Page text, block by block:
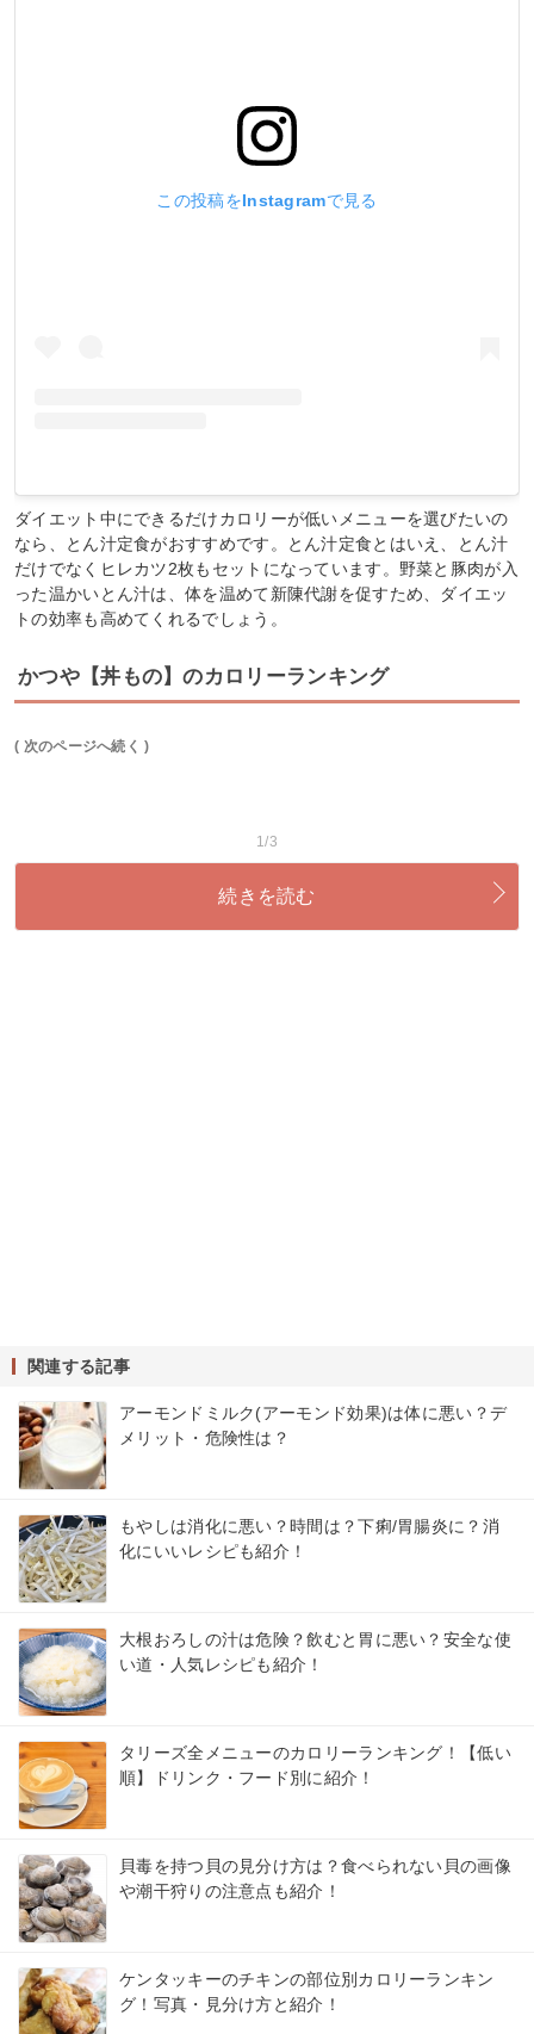
この投稿をInstagramで見る
ダイエット中にできるだけカロリーが低いメニューを選びたいの
なら、とん汁定食がおすすめです。とん汁定食とはいえ、とん汁
だけでなくヒレカツ2枚もセットになっています。野菜と豚肉が入
った温かいとん汁は、体を温めて新陳代謝を促すため、ダイエッ
トの効率も高めてくれるでしょう。
かつや【丼もの】のカロリーランキング
( 次のページへ続く )
1/3
続きを読む
関連する記事
アーモンドミルク(アーモンド効果)は体に悪い？デ
メリット・危険性は？
もやしは消化に悪い？時間は？下痢/胃腸炎に？消
化にいいレシピも紹介！
大根おろしの汁は危険？飲むと胃に悪い？安全な使
い道・人気レシピも紹介！
タリーズ全メニューのカロリーランキング！【低い
順】ドリンク・フード別に紹介！
貝毒を持つ貝の見分け方は？食べられない貝の画像
や潮干狩りの注意点も紹介！
ケンタッキーのチキンの部位別カロリーランキン
グ！写真・見分け方と紹介！